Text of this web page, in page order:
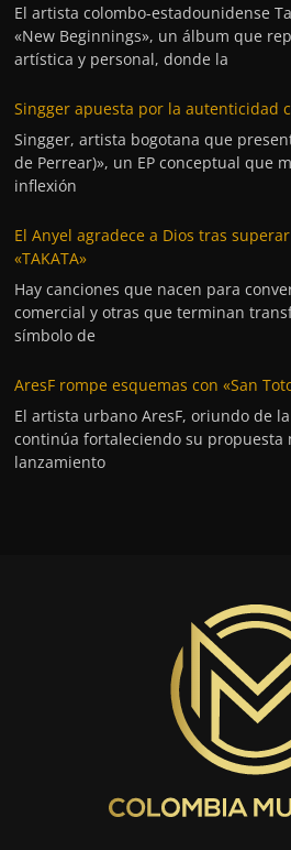
El artista colombo-estadounidense
«New Beginnings», un álbum que
artística y personal, donde la
Singger apuesta por la autenticidad
Singger, artista bogotana que
de Perrear)», un EP conceptual que
inflexión
El Anyel agradece a Dios tras
«TAKATA»
Hay canciones que nacen para
comercial y otras que terminan
símbolo de
AresF rompe esquemas con «San
El artista urbano AresF, oriundo de
continúa fortaleciendo su propuesta
lanzamiento